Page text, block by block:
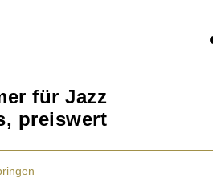
für Jazz
preiswert